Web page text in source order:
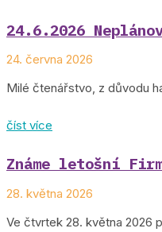
24.6.2026
24. června 2026
Milé čtenářstvo, z důvodu
číst více
Známe letošní
28. května 2026
Ve čtvrtek 28. května 2026